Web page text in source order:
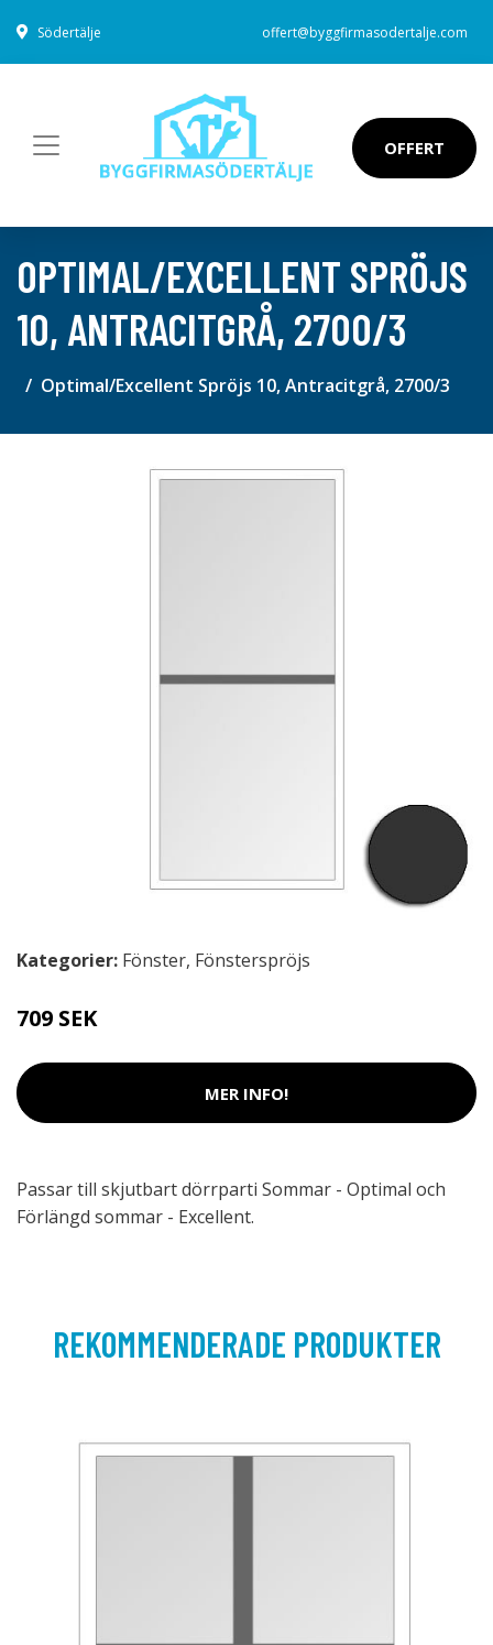
Södertälje offert@byggfirmasodertalje.com
OFFERT
OPTIMAL/EXCELLENT SPRÖJS
10, ANTRACITGRÅ, 2700/3
Optimal/Excellent Spröjs 10, Antracitgrå, 2700/3
Kategorier: Fönster, Fönsterspröjs
709 SEK
MER INFO!
Passar till skjutbart dörrparti Sommar - Optimal och
Förlängd sommar - Excellent.
REKOMMENDERADE PRODUKTER